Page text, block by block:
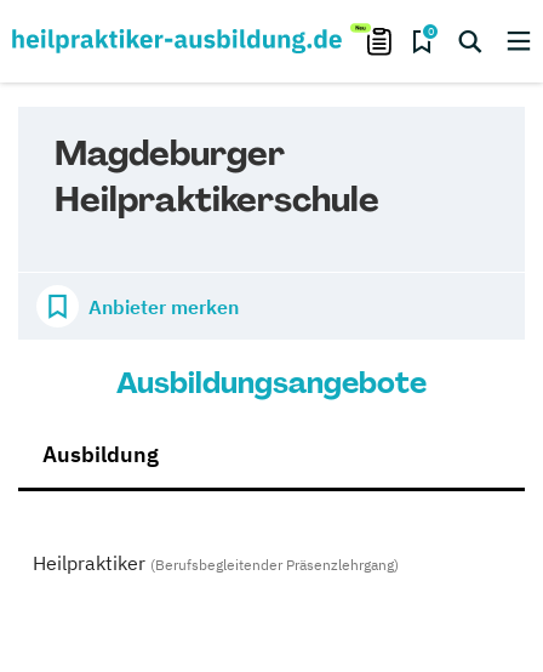
0
Magdeburger
Heilpraktikerschule
Anbieter merken
Ausbildungsangebote
Ausbildung
Heilpraktiker (Berufsbegleitender Präsenzlehrgang)